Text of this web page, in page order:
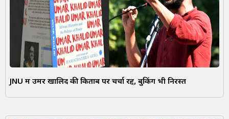
JNU में उमर खालिद की किताब पर चर्चा रद्द, बुकिंग भी निरस्त